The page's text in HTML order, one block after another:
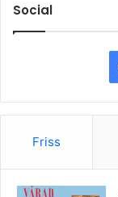
Social
Friss